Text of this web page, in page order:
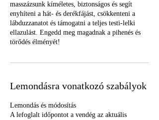
masszázsunk kíméletes, biztonságos és segít
enyhíteni a hát- és derékfájást, csökkenteni a
lábduzzanatot és támogatni a teljes testi-lelki
ellazulást. Engedd meg magadnak a pihenés és
törődés élményét!
Lemondásra vonatkozó szabályok
Lemondás és módosítás
A lefoglalt időpontot a vendég az aktuális